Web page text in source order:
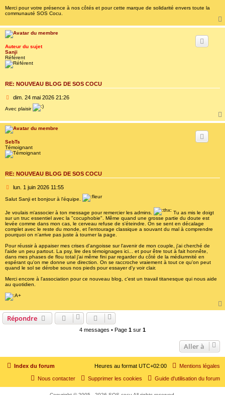
Merci pour votre présence à nos côtés et pour cette marque de solidarité envers toute la
communauté SOS Cocu.
Auteur du sujet
Sanji
Référent
RE: NOUVEAU BLOG DE SOS COCU
M
s
a
g
e
dim. 24 mai 2026 21:26
Avec plaisir
SebTs
Témoignant
RE: NOUVEAU BLOG DE SOS COCU
M
s
a
g
e
lun. 1 juin 2026 11:55
Salut Sanji et bonjour à l'équipe.
Je voulais m'associer à ton message pour remercier les admins.
Tu as mis le doigt
sur un truc essentiel avec la "cocuphobie". Même quand une grosse partie du doute est
levée comme dans mon cas, le cerveau refuse de s'éteindre. On se sent en décalage
complet avec le reste du monde, et l'entourage classique a souvant du mal à comprendre
pourquoi on n'arrive pas juste à tourner la page.
Pour réussir à appaiser mes crises d'angoisse sur l'avenir de mon couple, j'ai cherché de
l'aide un peu partout. La psy, lire des témoignages ici... et pour être tout à fait honnête,
dans mes phases de flou total j'ai même fini par regarder du côté de la médiumnité en
espérant qu'on me donne une direction. On se raccroche vraiement à tout ce qu'on peut
quand le sol se dérobe sous nos pieds pour essayer d'y voir clair.
Merci encore à l'association pour ce nouveau blog, c'est un travail titanesque qui nous aide
au quotidien.
Répondre
4 messages • Page 1 sur 1
Aller à
Index du forum Mentions légales
Heures au format UTC+02:00
Guide d'utilisation du forum
Supprimer les cookies
Nous contacter